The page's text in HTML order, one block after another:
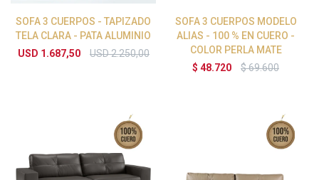
SOFA 3 CUERPOS - TAPIZADO
TELA CLARA - PATA ALUMINIO
USD 1.687,50 USD2.250,00
SOFA 3 CUERPOS MODELO
ALIAS - 100 % EN CUERO -
COLOR PERLA MATE
$ 48.720 $69.600